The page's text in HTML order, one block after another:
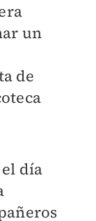
un
de
día